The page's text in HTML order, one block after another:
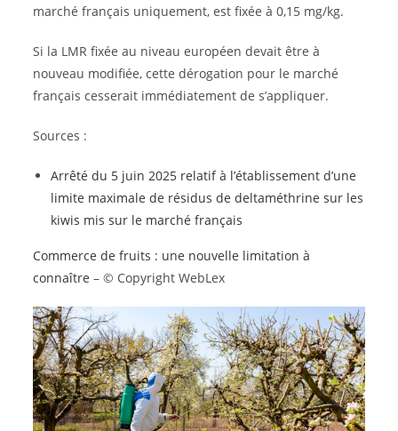
marché français uniquement, est fixée à 0,15 mg/kg.
Si la LMR fixée au niveau européen devait être à
nouveau modifiée, cette dérogation pour le marché
français cesserait immédiatement de s’appliquer.
Sources :
Arrêté du 5 juin 2025 relatif à l’établissement d’une
limite maximale de résidus de deltaméthrine sur les
kiwis mis sur le marché français
Commerce de fruits : une nouvelle limitation à
connaître – © Copyright WebLex